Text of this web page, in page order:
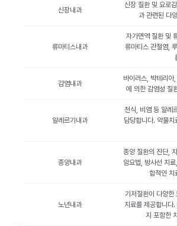
신장내과
신장 질환 및 요로
과 관련된 다
류마티스내과
자가면역 질환 및
류마티스 관절염,
감염내과
바이러스, 박테리아
에 의한 감염성 질
알레르기내과
천식, 비염 등 알레
담당합니다. 약물치
종양내과
종양 질환의 진단,
암요법, 방사선 치
합적인 치
노년내과
기저질환이 다양한
치료를 제공합니다
지 포함한